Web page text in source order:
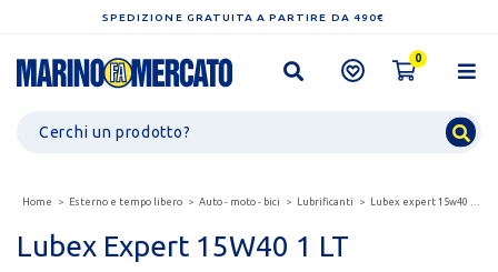
SPEDIZIONE GRATUITA A PARTIRE DA 490€
0
Home Esterno e tempo libero Auto - moto - bici Lubrificanti Lubex expert 15w40 1 lt
Lubex Expert 15W40 1 LT